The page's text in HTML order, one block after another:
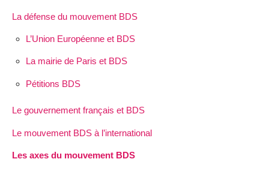
La défense du mouvement BDS
L’Union Européenne et BDS
La mairie de Paris et BDS
Pétitions BDS
Le gouvernement français et BDS
Le mouvement BDS à l’international
Les axes du mouvement BDS